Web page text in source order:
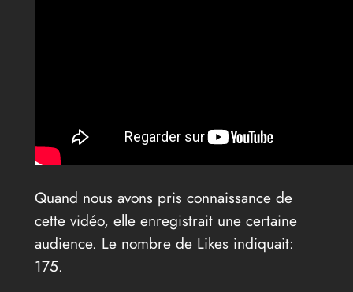
Quand nous avons pris connaissance de
cette vidéo, elle enregistrait une certaine
audience. Le nombre de Likes indiquait:
175.